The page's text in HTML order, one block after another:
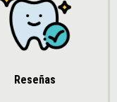
Reseñas